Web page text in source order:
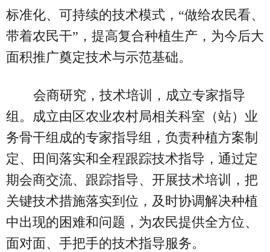
标准化、可持续的技术模式，“做给农民看、
带着农民干”，提高复合种植生产，为今后大
面积推广奠定技术与示范基础。
会商研究，技术培训，成立专家指导
组。成立由区农业农村局相关科室（站）业
务骨干组成的专家指导组，负责种植方案制
定、田间落实和全程跟踪技术指导，通过定
期会商交流、跟踪指导、开展技术培训，把
关键技术措施落实到位，及时协调解决种植
中出现的困难和问题，为农民提供全方位、
面对面、手把手的技术指导服务。